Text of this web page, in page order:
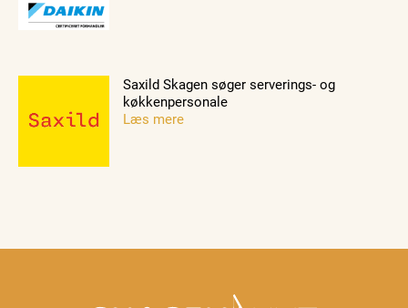
Saxild Skagen søger serverings- og
køkkenpersonale
Læs mere